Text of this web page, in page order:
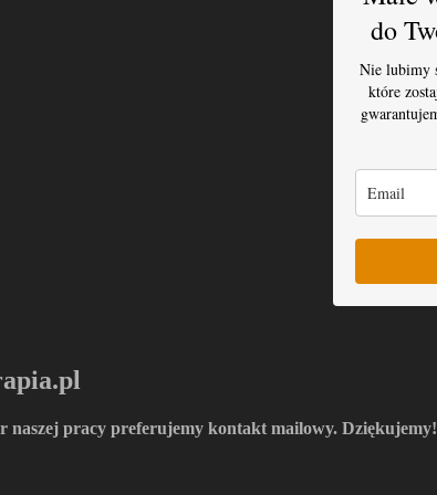
do
Nie lubimy
które
naszej pracy preferujemy kontakt mailowy.